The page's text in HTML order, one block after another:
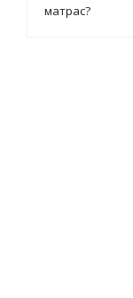
матрас?